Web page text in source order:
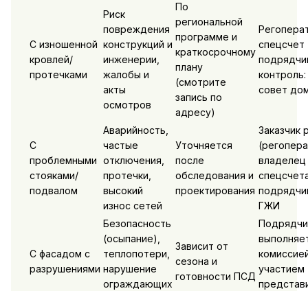
С изношенной
кровлей/
протечками
Риск
повреждения
конструкций и
инженерии,
жалобы и
акты
осмотров
По
региональной
программе и
краткосрочному
плану
(смотрите
запись по
адресу)
спецсчет
совет
С
проблемными
стояками/
подвалом
Аварийность,
частые
отключения,
протечки,
высокий
износ сетей
Уточняется
после
обследования и
проектирования
Заказчик
владелец
ГЖИ
С фасадом с
разрушениями
Безопасность
(осыпание),
теплопотери,
нарушение
ограждающих
Зависит от
сезона и
готовности ПСД
участием